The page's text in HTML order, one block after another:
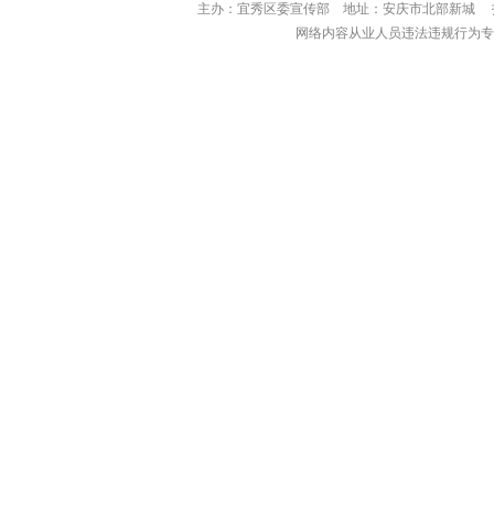
主办：宜秀区委宣传部 地址：安庆市北
网络内容从业人员违法违规行